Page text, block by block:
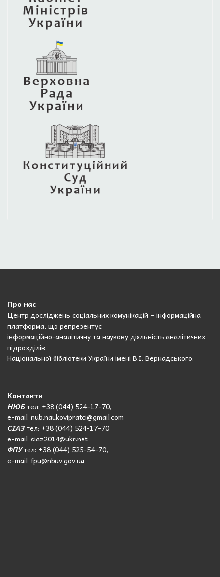
Про нас
Центр досліджень соціальних комунікацій – інформаційна
платформа, що репрезентує
інформаційно-аналітичну та наукову діяльність аналітичних
підрозділів
Національної бібліотеки України імені В.І. Вернадського.
Контакти
НЮБтел: +38 (044) 524-17-70,
e-mail: nub.naukovipratci@gmail.com
СІАЗтел: +38 (044) 524-17-70,
e-mail: siaz2014@ukr.net
ФПУтел: +38 (044) 525-54-70,
e-mail: fpu@nbuv.gov.ua